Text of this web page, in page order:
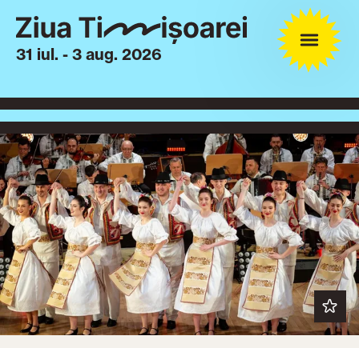
31 iul. - 3 aug. 2026